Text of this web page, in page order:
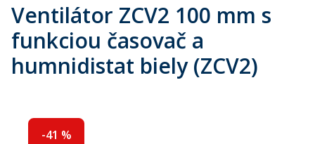
Ventilátor ZCV2 100 mm s
funkciou časovač a
humnidistat biely (ZCV2)
-41 %